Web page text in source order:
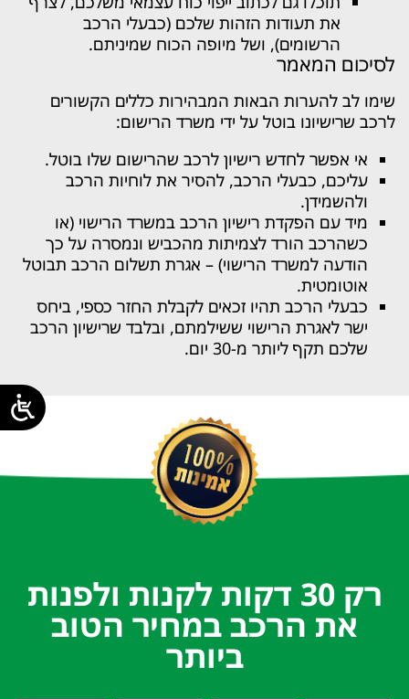
את תעודות הזהות שלכם (כבעלי הרכב
הרשומים), ושל מיופה הכוח שמיניתם.
לסיכום המאמר
שימו לב להערות הבאות המבהירות כללים הקשורים
לרכב שרישיונו בוטל על ידי משרד הרישום:
אי אפשר לחדש רישיון לרכב שהרישום שלו בוטל.
עליכם, כבעלי הרכב, להסיר את לוחיות הרכב
ולהשמידן.
מיד עם הפקדת רישיון הרכב במשרד הרישוי (או
כשהרכב הורד לצמיתות מהכביש ונמסרה על כך
הודעה למשרד הרישוי) – אגרת תשלום הרכב תבוטל
אוטומטית.
כבעלי הרכב תהיו זכאים לקבלת החזר כספי, ביחס
ישר לאגרת הרישוי ששילמתם, ובלבד שרישיון הרכב
שלכם תקף ליותר מ-30 יום.
רק 30 דקות לקנות ולפנות
את הרכב במחיר הטוב
ביותר